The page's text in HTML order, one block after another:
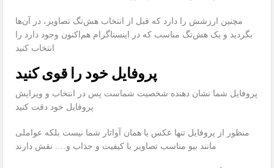
مچنین ارزشش را دارد که قبل از انتخاب هش‌تگ تصاویر، در آن‌ها
بگردید و یک هش‌تگ مناسب که در اینستاگرام هم‌اکنون وجود دارد را
پروفایل خود را قوی کنید
پروفایل شما نشان دهنده شخصیت شماست پس در انتخاب و ویرایش
منظور از پروفایل تنها عکس یا همان آواتار شما نیست بلکه عواملی